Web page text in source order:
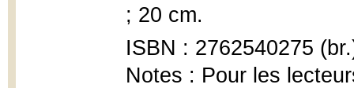
; 20 cm.
ISBN : 2762540275
Notes : Pour les